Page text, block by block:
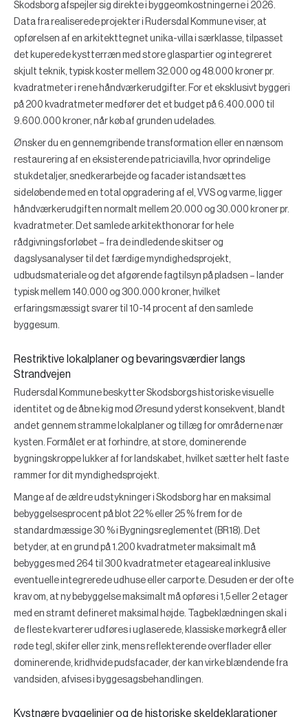
Skodsborg afspejler sig direkte i byggeomkostningerne i 2026.
Data fra realiserede projekter i Rudersdal Kommune viser, at
opførelsen af en arkitekttegnet unika-villa i særklasse, tilpasset
det kuperede kystterræn med store glaspartier og integreret
skjult teknik, typisk koster mellem 32.000 og 48.000 kroner pr.
kvadratmeter i rene håndværkerudgifter. For et eksklusivt byggeri
på 200 kvadratmeter medfører det et budget på 6.400.000 til
9.600.000 kroner, når køb af grunden udelades.
Ønsker du en gennemgribende transformation eller en nænsom
restaurering af en eksisterende patriciavilla, hvor oprindelige
stukdetaljer, snedkerarbejde og facader istandsættes
sideløbende med en total opgradering af el, VVS og varme, ligger
håndværkerudgiften normalt mellem 20.000 og 30.000 kroner pr.
kvadratmeter. Det samlede arkitekthonorar for hele
rådgivningsforløbet – fra de indledende skitser og
dagslysanalyser til det færdige myndighedsprojekt,
udbudsmateriale og det afgørende fagtilsyn på pladsen – lander
typisk mellem 140.000 og 300.000 kroner, hvilket
erfaringsmæssigt svarer til 10-14 procent af den samlede
byggesum.
Restriktive lokalplaner og bevaringsværdier langs
Strandvejen
Rudersdal Kommune beskytter Skodsborgs historiske visuelle
identitet og de åbne kig mod Øresund yderst konsekvent, blandt
andet gennem stramme lokalplaner og tillæg for områderne nær
kysten. Formålet er at forhindre, at store, dominerende
bygningskroppe lukker af for landskabet, hvilket sætter helt faste
rammer for dit myndighedsprojekt.
Mange af de ældre udstykninger i Skodsborg har en maksimal
bebyggelsesprocent på blot 22 %eller 25 % frem for de
standardmæssige 30 % i Bygningsreglementet (BR18). Det
betyder, at en grund på 1.200 kvadratmeter maksimalt må
bebygges med 264 til 300 kvadratmeter etageareal inklusive
eventuelle integrerede udhuse eller carporte. Desuden er der ofte
krav om, at ny bebyggelse maksimalt må opføres i 1,5 eller 2 etager
med en stramt defineret maksimal højde. Tagbeklædningen skal i
de fleste kvarterer udføres i uglaserede, klassiske mørkegrå eller
røde tegl, skifer eller zink, mens reflekterende overflader eller
dominerende, kridhvide pudsfacader, der kan virke blændende fra
vandsiden, afvises i byggesagsbehandlingen.
Kystnære byggelinjer og de historiske skeldeklarationer